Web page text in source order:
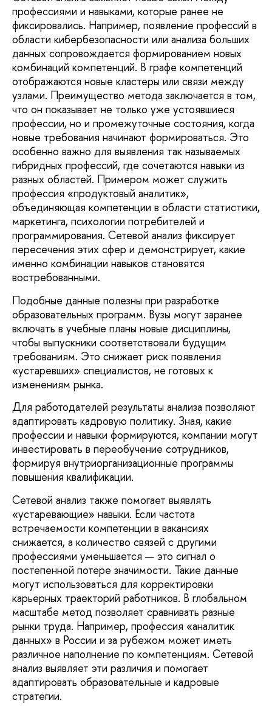
профессиями и навыками, которые ранее не
фиксировались. Например, появление профессий в
области кибербезопасности или анализа больших
данных сопровождается формированием новых
комбинаций компетенций. В графе компетенций
отображаются новые кластеры или связи между
узлами. Преимущество метода заключается в том,
что он показывает не только уже устоявшиеся
профессии, но и промежуточные состояния, когда
новые требования начинают формироваться. Это
особенно важно для выявления так называемых
гибридных профессий, где сочетаются навыки из
разных областей. Примером может служить
профессия «продуктовый аналитик»,
объединяющая компетенции в области статистики,
маркетинга, психологии потребителей и
программирования. Сетевой анализ фиксирует
пересечения этих сфер и демонстрирует, какие
именно комбинации навыков становятся
востребованными.
Подобные данные полезны при разработке
образовательных программ. Вузы могут заранее
включать в учебные планы новые дисциплины,
чтобы выпускники соответствовали будущим
требованиям. Это снижает риск появления
«устаревших» специалистов, не готовых к
изменениям рынка.
Для работодателей результаты анализа позволяют
адаптировать кадровую политику. Зная, какие
профессии и навыки формируются, компании могут
инвестировать в переобучение сотрудников,
формируя внутриорганизационные программы
повышения квалификации.
Сетевой анализ также помогает выявлять
«устаревающие» навыки. Если частота
встречаемости компетенции в вакансиях
снижается, а количество связей с другими
профессиями уменьшается — это сигнал о
постепенной потере значимости. Такие данные
могут использоваться для корректировки
карьерных траекторий работников. В глобальном
масштабе метод позволяет сравнивать разные
рынки труда. Например, профессия «аналитик
данных» в России и за рубежом может иметь
различное наполнение по компетенциям. Сетевой
анализ выявляет эти различия и помогает
адаптировать образовательные и кадровые
стратегии.